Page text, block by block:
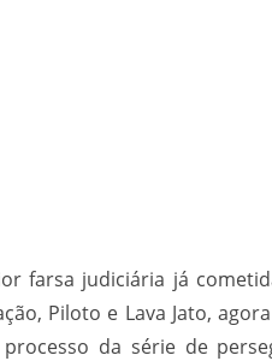
farsa judiciária já
Piloto e Lava Jato,
da série de